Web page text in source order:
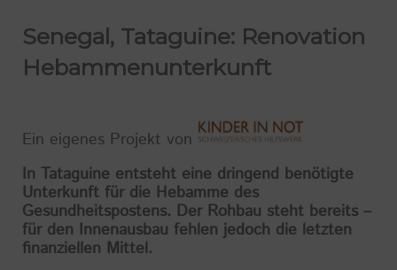
Senegal, Tataguine: Renovation
Hebammenunterkunft
Ein eigenes Projekt von
In Tataguine entsteht eine dringend benötigte
Unterkunft für die Hebamme des
Gesundheitspostens. Der Rohbau steht bereits –
für den Innenausbau fehlen jedoch die letzten
finanziellen Mittel.